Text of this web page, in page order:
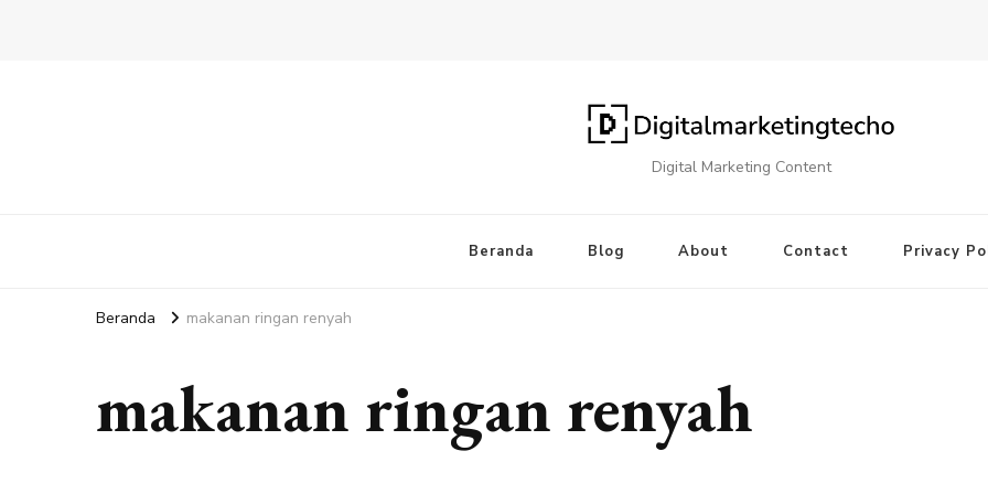
Digital Marketing Content
Beranda Blog About Contact Privacy
Beranda makanan ringan renyah
makanan ringan renyah